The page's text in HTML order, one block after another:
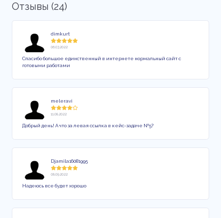
Отзывы (24)
dimkurt
06.03.2022
Спасибо большое единственный в интернете нормальный сайт с
готовыми работами
meleravi
11.08.2022
Добрый день! А что за левая ссылка в кейс-задаче №5?
Djamila16081995
08.09.2022
Надеюсь все будет хорошо